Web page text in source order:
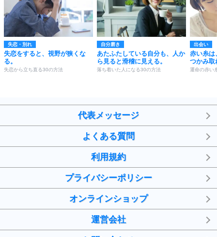
失恋・別れ
失恋をすると、視野が狭くな
る。
失恋から立ち直る30の方法
自分磨き
あたふたしている自分も、人か
ら見ると滑稽に見える。
落ち着いた人になる30の方法
出会い
赤い糸は
つかみ取
運命の赤い
代表メッセージ
よくある質問
利用規約
プライバシーポリシー
オンラインショップ
運営会社